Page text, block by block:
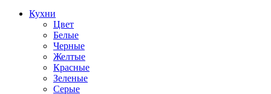
Кухни
Цвет
Белые
Черные
Желтые
Красные
Зеленые
Серые